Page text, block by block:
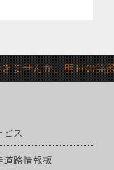
せんか。明日
ビス
道路情報板